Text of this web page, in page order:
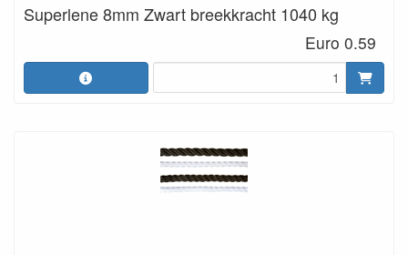
Superlene 8mm Zwart breekkracht 1040 kg
Euro 0.59